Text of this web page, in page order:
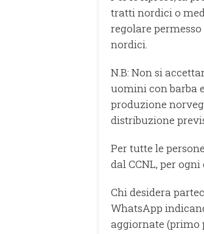
tratti nordici o
regolare
nordici.
N.B: Non si
uomini con barba
produzione
distribuzione
Per tutte le
dal CCNL, per
Chi desidera
WhatsApp
aggiornate (primo